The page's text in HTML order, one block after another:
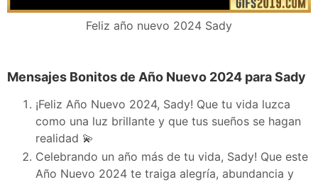
Feliz año nuevo 2024 Sady
Mensajes Bonitos de Año Nuevo 2024 para Sady
¡Feliz Año Nuevo 2024, Sady! Que tu vida luzca
como una luz brillante y que tus sueños se hagan
realidad 💫
Celebrando un año más de tu vida, Sady! Que este
Año Nuevo 2024 te traiga alegría, abundancia y